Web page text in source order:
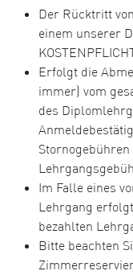
Der Rücktritt
einem unserer
Erfolgt die
immer) vom
des
Im Falle eines
Lehrgang
bezahlten
Bitte beachten